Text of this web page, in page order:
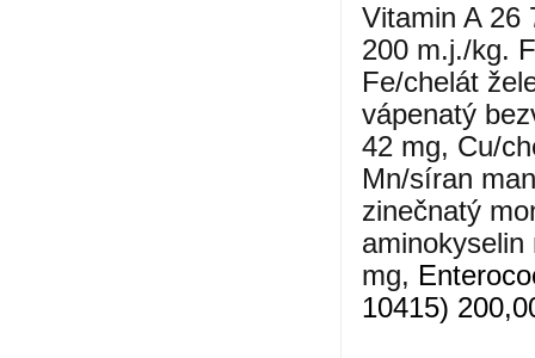
Vitamin A 26
200 m.j./kg.
Fe/chelát
vápenatý
42 mg, Cu/
Mn/síran
zinečnatý
mg,
10415)